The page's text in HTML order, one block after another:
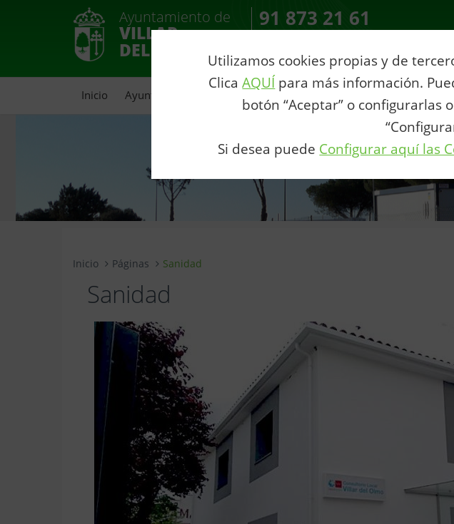
Utilizamos cookies propias y de
ClicaAQUÍ para más información.
botón “Aceptar” o configurarlas
Si desea puede Configurar aquí las
Ayuntamiento de
VILLAR
DEL OLMO
91 873 21 61
Inicio Ayuntamiento Portal de Transparencia
Inicio Páginas Sanidad
Sanidad